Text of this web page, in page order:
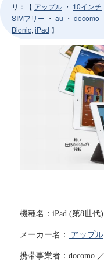
リ：【 アップル ・ 10インチ
SIMフリー ・ au ・ docomo
Bionic, iPad 】
機種名：iPad (第8世代)
メーカー名： アップル
携帯事業者：docomo